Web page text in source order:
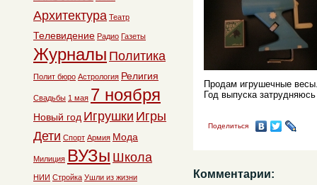
Продам игрушечные
Год выпуска затрудняюсь
Поделиться
Комментарии:
Архитектура Театр
Телевидение Радио Газеты
Журналы Политика
Полит бюро Астрология Религия
Свадьбы 1 мая 7 ноября
Новый год Игрушки Игры
Дети Спорт Армия Мода
Милиция ВУЗы Школа
НИИ Стройка Ушли из жизни